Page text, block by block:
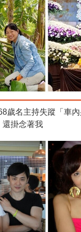
歲名主持失蹤「車
還掛念著我